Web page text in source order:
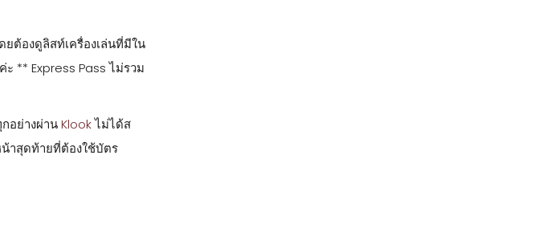
ยต้องดูลิสท์เครื่องเล่นที่มีใน
** Express Pass ไม่รวม
อย่างผ่านKlookไม่ได้ส
น้าสุดท้ายที่ต้องใช้บัตร